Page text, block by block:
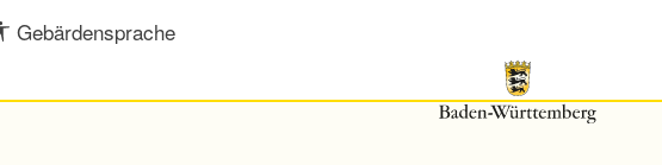
Gebärdensprache